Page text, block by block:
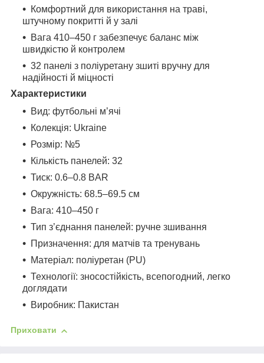
Комфортний для використання на траві,
штучному покритті й у залі
Вага 410–450 г забезпечує баланс між
швидкістю й контролем
32 панелі з поліуретану зшиті вручну для
надійності й міцності
Характеристики
Вид: футбольні м’ячі
Колекція: Ukraine
Розмір: №5
Кількість панелей: 32
Тиск: 0.6–0.8 BAR
Окружність: 68.5–69.5 см
Вага: 410–450 г
Тип з’єднання панелей: ручне зшивання
Призначення: для матчів та тренувань
Матеріал: поліуретан (PU)
Технології: зносостійкість, всепогодний, легко
доглядати
Виробник: Пакистан
Приховати